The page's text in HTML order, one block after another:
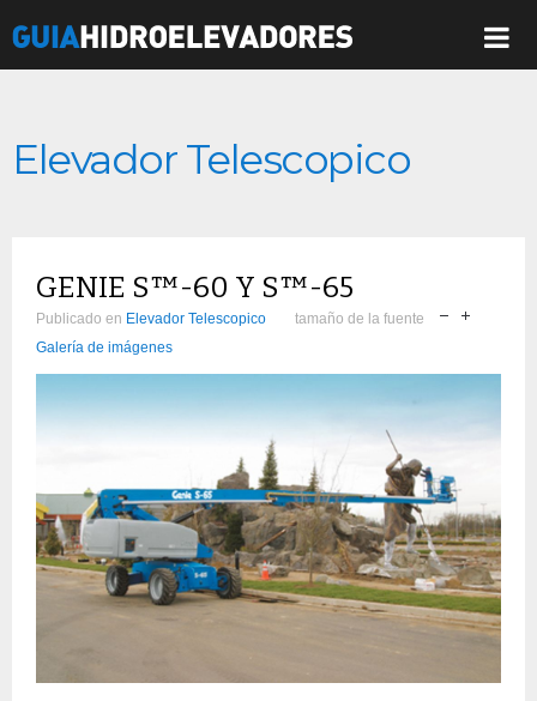
Elevador Telescopico
GENIE S™-60 Y S™-65
Publicado en Elevador Telescopico
tamaño de la fuente
Galería de imágenes